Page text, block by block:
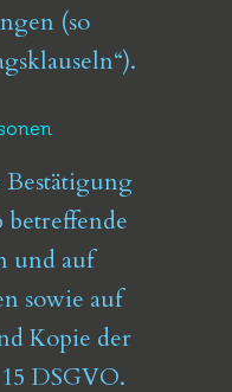
(so
Bestätigung
betreffende
und auf
sowie auf
Kopie der
DSGVO.